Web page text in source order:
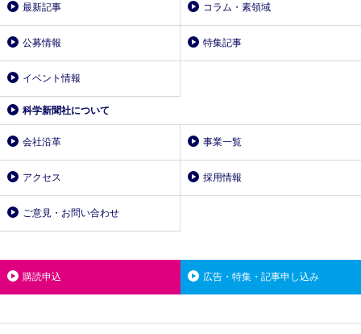
最新記事 コラム・素領域
公募情報 特集記事
イベント情報
科学新聞社について
会社沿革 事業一覧
アクセス 採用情報
ご意見・お問い合わせ
購読申込 広告・特集・記事申し込み